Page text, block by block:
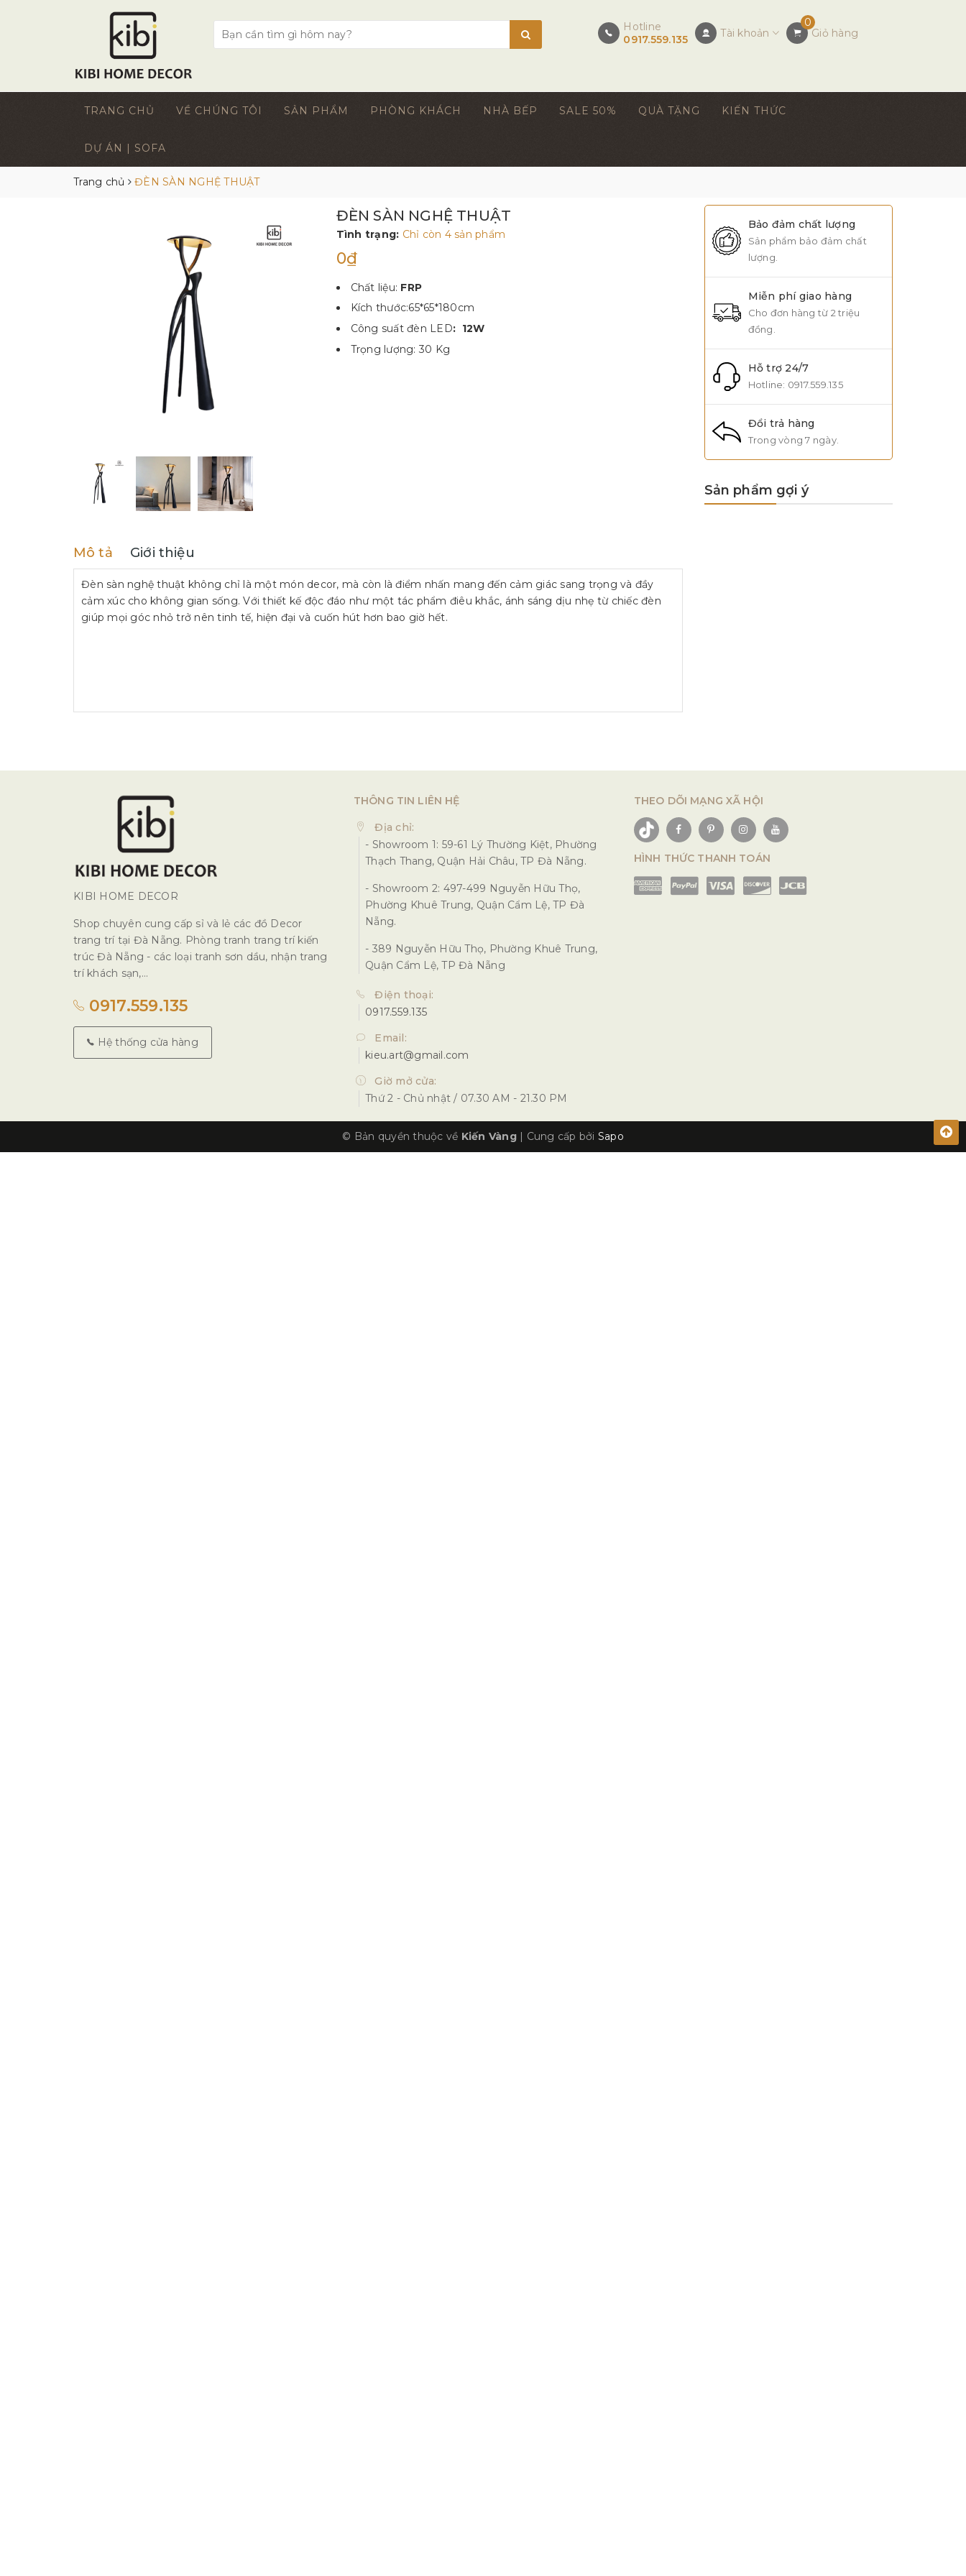
Hotline
0917.559.135
Tài khoản
0
Giỏ hàng
TRANG CHỦ VỀ CHÚNG TÔI SẢN PHẨM PHÒNG KHÁCH NHÀ BẾP SALE 50% QUÀ TẶNG KIẾN THỨC
DỰ ÁN | SOFA
Trang chủ ĐÈN SÀN NGHỆ THUẬT
ĐÈN SÀN NGHỆ THUẬT
Tình trạng: Chỉ còn 4 sản phẩm
0₫
Chất liệu: FRP
Kích thước:65*65*180cm
Công suất đèn LED: 12W
Trọng lượng: 30 Kg
Mô tả Giới thiệu
Đèn sàn nghệ thuật không chỉ là một món decor, mà còn là điểm nhấn mang đến cảm giác sang trọng và đầy
cảm xúc cho không gian sống. Với thiết kế độc đáo như một tác phẩm điêu khắc, ánh sáng dịu nhẹ từ chiếc đèn
giúp mọi góc nhỏ trở nên tinh tế, hiện đại và cuốn hút hơn bao giờ hết.
Bảo đảm chất lượng
Sản phẩm bảo đảm chất
lượng.
Miễn phí giao hàng
Cho đơn hàng từ 2 triệu
đồng.
Hỗ trợ 24/7
Hotline: 0917.559.135
Đổi trả hàng
Trong vòng 7 ngày.
Sản phẩm gợi ý
KIBI HOME DECOR
Shop chuyên cung cấp sỉ và lẻ các đồ Decor
trang trí tại Đà Nẵng. Phòng tranh trang trí kiến
trúc Đà Nẵng - các loại tranh sơn dầu, nhận trang
trí khách sạn,...
0917.559.135
Hệ thống cửa hàng
THÔNG TIN LIÊN HỆ
Địa chỉ:
- Showroom 1: 59-61 Lý Thường Kiệt, Phường
Thạch Thang, Quận Hải Châu, TP Đà Nẵng.
- Showroom 2: 497-499 Nguyễn Hữu Thọ,
Phường Khuê Trung, Quận Cẩm Lệ, TP Đà
Nẵng.
- 389 Nguyễn Hữu Thọ, Phường Khuê Trung,
Quận Cẩm Lệ, TP Đà Nẵng
Điện thoại:
0917.559.135
Email:
kieu.art@gmail.com
Giờ mở cửa:
Thứ 2 - Chủ nhật / 07.30 AM - 21.30 PM
THEO DÕI MẠNG XÃ HỘI
HÌNH THỨC THANH TOÁN
© Bản quyền thuộc về Kiến Vàng | Cung cấp bởi Sapo